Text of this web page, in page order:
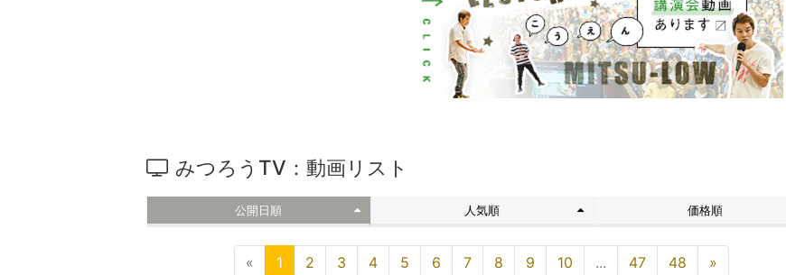
みつろうTV：動画リスト
公開日順 人気順 価格順
« 1 2 3 4 5 6 7 8 9 10 ... 47 48 »